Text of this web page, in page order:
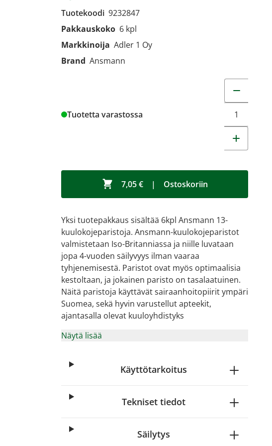
Tuotekoodi 9232847
Pakkauskoko 6 kpl
Markkinoija Adler 1 Oy
Brand Ansmann
Tuotetta varastossa
7,05 € | Ostoskoriin
Yksi tuotepakkaus sisältää 6kpl Ansmann 13-
kuulokojeparistoja. Ansmann-kuulokojeparistot
valmistetaan Iso-Britanniassa ja niille luvataan
jopa 4-vuoden säilyvyys ilman vaaraa
tyhjenemisestä. Paristot ovat myös optimaalisia
kestoltaan, ja jokainen paristo on tasalaatuinen.
Näitä paristoja käyttävät sairaanhoitopiirit ympäri
Suomea, sekä hyvin varustellut apteekit,
ajantasalla olevat kuuloyhdistyks
Näytä lisää
Käyttötarkoitus
Tekniset tiedot
Säilytys